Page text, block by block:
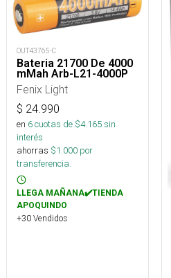
OUT43765-C
Bateria 21700 De 4000
mMah Arb-L21-4000P
Fenix Light
$ 24.990
en 6cuotas de $4.165sin
interés
ahorras $1.000 por
transferencia.
LLEGA MAÑANA✔️TIENDA
APOQUINDO
+30 Vendidos